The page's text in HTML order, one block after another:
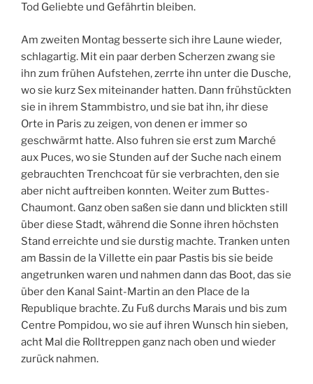
Tod Geliebte und Gefährtin bleiben.
Am zweiten Montag besserte sich ihre Laune wieder,
schlagartig. Mit ein paar derben Scherzen zwang sie
ihn zum frühen Aufstehen, zerrte ihn unter die Dusche,
wo sie kurz Sex miteinander hatten. Dann frühstückten
sie in ihrem Stammbistro, und sie bat ihn, ihr diese
Orte in Paris zu zeigen, von denen er immer so
geschwärmt hatte. Also fuhren sie erst zum Marché
aux Puces, wo sie Stunden auf der Suche nach einem
gebrauchten Trenchcoat für sie verbrachten, den sie
aber nicht auftreiben konnten. Weiter zum Buttes-
Chaumont. Ganz oben saßen sie dann und blickten still
über diese Stadt, während die Sonne ihren höchsten
Stand erreichte und sie durstig machte. Tranken unten
am Bassin de la Villette ein paar Pastis bis sie beide
angetrunken waren und nahmen dann das Boot, das sie
über den Kanal Saint-Martin an den Place de la
Republique brachte. Zu Fuß durchs Marais und bis zum
Centre Pompidou, wo sie auf ihren Wunsch hin sieben,
acht Mal die Rolltreppen ganz nach oben und wieder
zurück nahmen.